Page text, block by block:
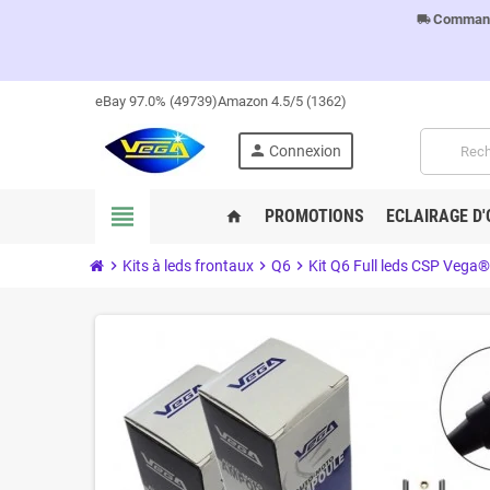
local_shipping
eBay 97.0% (49739)Amazon 4.5/5 (1362)
person Connexion
view_headline home PROMOTIONS ECLAIRAGE
chevron_right Kits à leds frontaux chevron_right Q6 chevron_right Kit Q6 Full leds CSP